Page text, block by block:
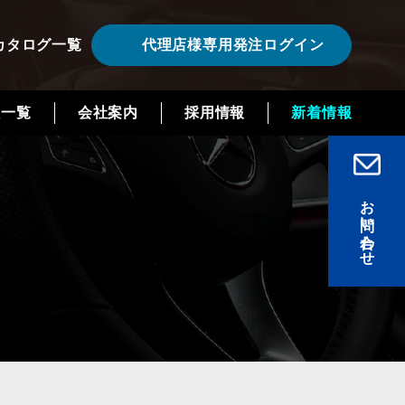
タログ一覧 代理店様専用発注ログイン
覧 会社案内 採用情報 新着情報
お問い合わせ